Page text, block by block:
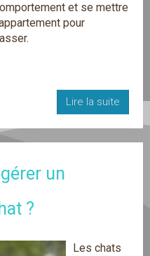
et se mettre
pour
Lire la suite
un
?
Les chats